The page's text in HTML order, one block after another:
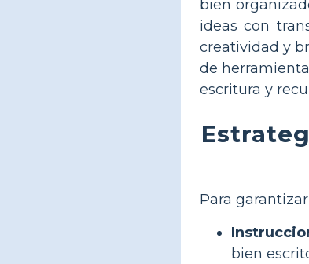
bien
ideas con
creatividad y
de
escritura y
Para
bien